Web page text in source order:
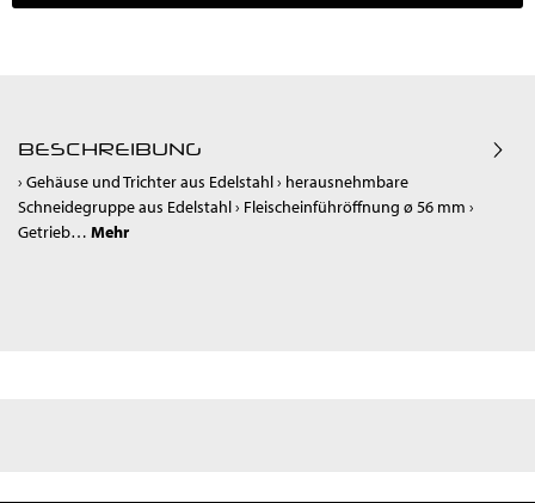
BESCHREIBUNG
› Gehäuse und Trichter aus Edelstahl › herausnehmbare
Schneidegruppe aus Edelstahl › Fleischeinführöffnung ø 56 mm ›
Getrieb… Mehr